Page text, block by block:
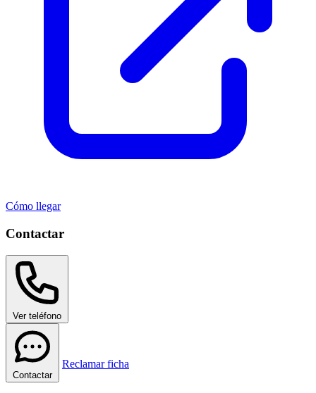
Cómo llegar
Contactar
Ver teléfono
Contactar
Reclamar ficha